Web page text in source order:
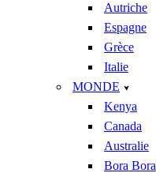
Autriche
Espagne
Grèce
Italie
MONDE
Kenya
Canada
Australie
Bora Bora